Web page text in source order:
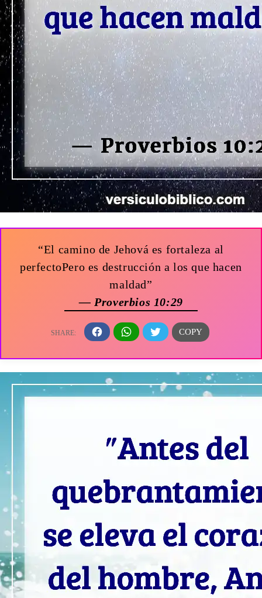
“El camino de Jehová es fortaleza al
perfectoPero es destrucción a los que hacen
maldad”
— Proverbios 10:29